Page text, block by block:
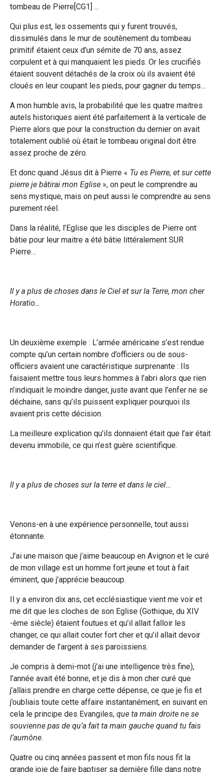
tombeau de Pierre[CG1] …
Qui plus est, les ossements qui y furent trouvés,
dissimulés dans le mur de soutènement du tombeau
primitif étaient ceux d’un sémite de 70 ans, assez
corpulent et à qui manquaient les pieds. Or les crucifiés
étaient souvent détachés de la croix où ils avaient été
cloués en leur coupant les pieds, pour gagner du temps…
A mon humble avis, la probabilité que les quatre maitres
autels historiques aient été parfaitement à la verticale de
Pierre alors que pour la construction du dernier on avait
totalement oublié où était le tombeau original doit être
assez proche de zéro.
Et donc quand Jésus dit à Pierre « Tu es Pierre, et sur cette
pierre je bâtirai mon Eglise », on peut le comprendre au
sens mystique, mais on peut aussi le comprendre au sens
purement réel.
Dans la réalité, l’Eglise que les disciples de Pierre ont
bâtie pour leur maitre a été bâtie littéralement SUR
Pierre…
Il y a plus de choses dans le Ciel et sur la Terre, mon cher
Horatio…
Un deuxième exemple : L’armée américaine s’est rendue
compte qu’un certain nombre d’officiers ou de sous-
officiers avaient une caractéristique surprenante : Ils
faisaient mettre tous leurs hommes à l’abri alors que rien
n’indiquait le moindre danger, juste avant que l’enfer ne se
déchaine, sans qu’ils puissent expliquer pourquoi ils
avaient pris cette décision.
La meilleure explication qu’ils donnaient était que l’air était
devenu immobile, ce qui n’est guère scientifique.
Il y a plus de choses sur la terre et dans le ciel…
Venons-en à une expérience personnelle, tout aussi
étonnante.
J’ai une maison que j’aime beaucoup en Avignon et le curé
de mon village est un homme fort jeune et tout à fait
éminent, que j’apprécie beaucoup.
Il y a environ dix ans, cet ecclésiastique vient me voir et
me dit que les cloches de son Eglise (Gothique, du XIV
-ème siècle) étaient foutues et qu’il allait falloir les
changer, ce qui allait couter fort cher et qu’il allait devoir
demander de l’argent à ses paroissiens.
Je compris à demi-mot (j’ai une intelligence très fine),
l’année avait été bonne, et je dis à mon cher curé que
j’allais prendre en charge cette dépense, ce que je fis et
j’oubliais toute cette affaire instantanément, en suivant en
cela le principe des Evangiles, que ta main droite ne se
souvienne pas de qu’a fait ta main gauche quand tu fais
l’aumône.
Quatre ou cinq années passent et mon fils nous fit la
grande joie de faire baptiser sa dernière fille dans notre